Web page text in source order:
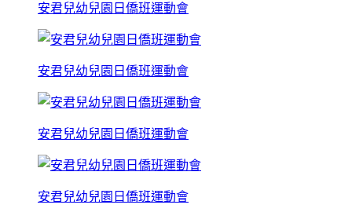
安君兒幼兒園日僑班運動會
安君兒幼兒園日僑班運動會
安君兒幼兒園日僑班運動會
安君兒幼兒園日僑班運動會